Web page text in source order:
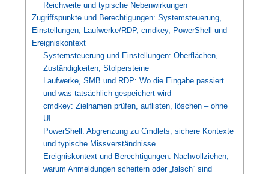
Reichweite und typische Nebenwirkungen
Zugriffspunkte und Berechtigungen: Systemsteuerung,
Einstellungen, Laufwerke/RDP, cmdkey, PowerShell und
Ereigniskontext
Systemsteuerung und Einstellungen: Oberflächen,
Zuständigkeiten, Stolpersteine
Laufwerke, SMB und RDP: Wo die Eingabe passiert
und was tatsächlich gespeichert wird
cmdkey: Zielnamen prüfen, auflisten, löschen – ohne
UI
PowerShell: Abgrenzung zu Cmdlets, sichere Kontexte
und typische Missverständnisse
Ereigniskontext und Berechtigungen: Nachvollziehen,
warum Anmeldungen scheitern oder „falsch“ sind